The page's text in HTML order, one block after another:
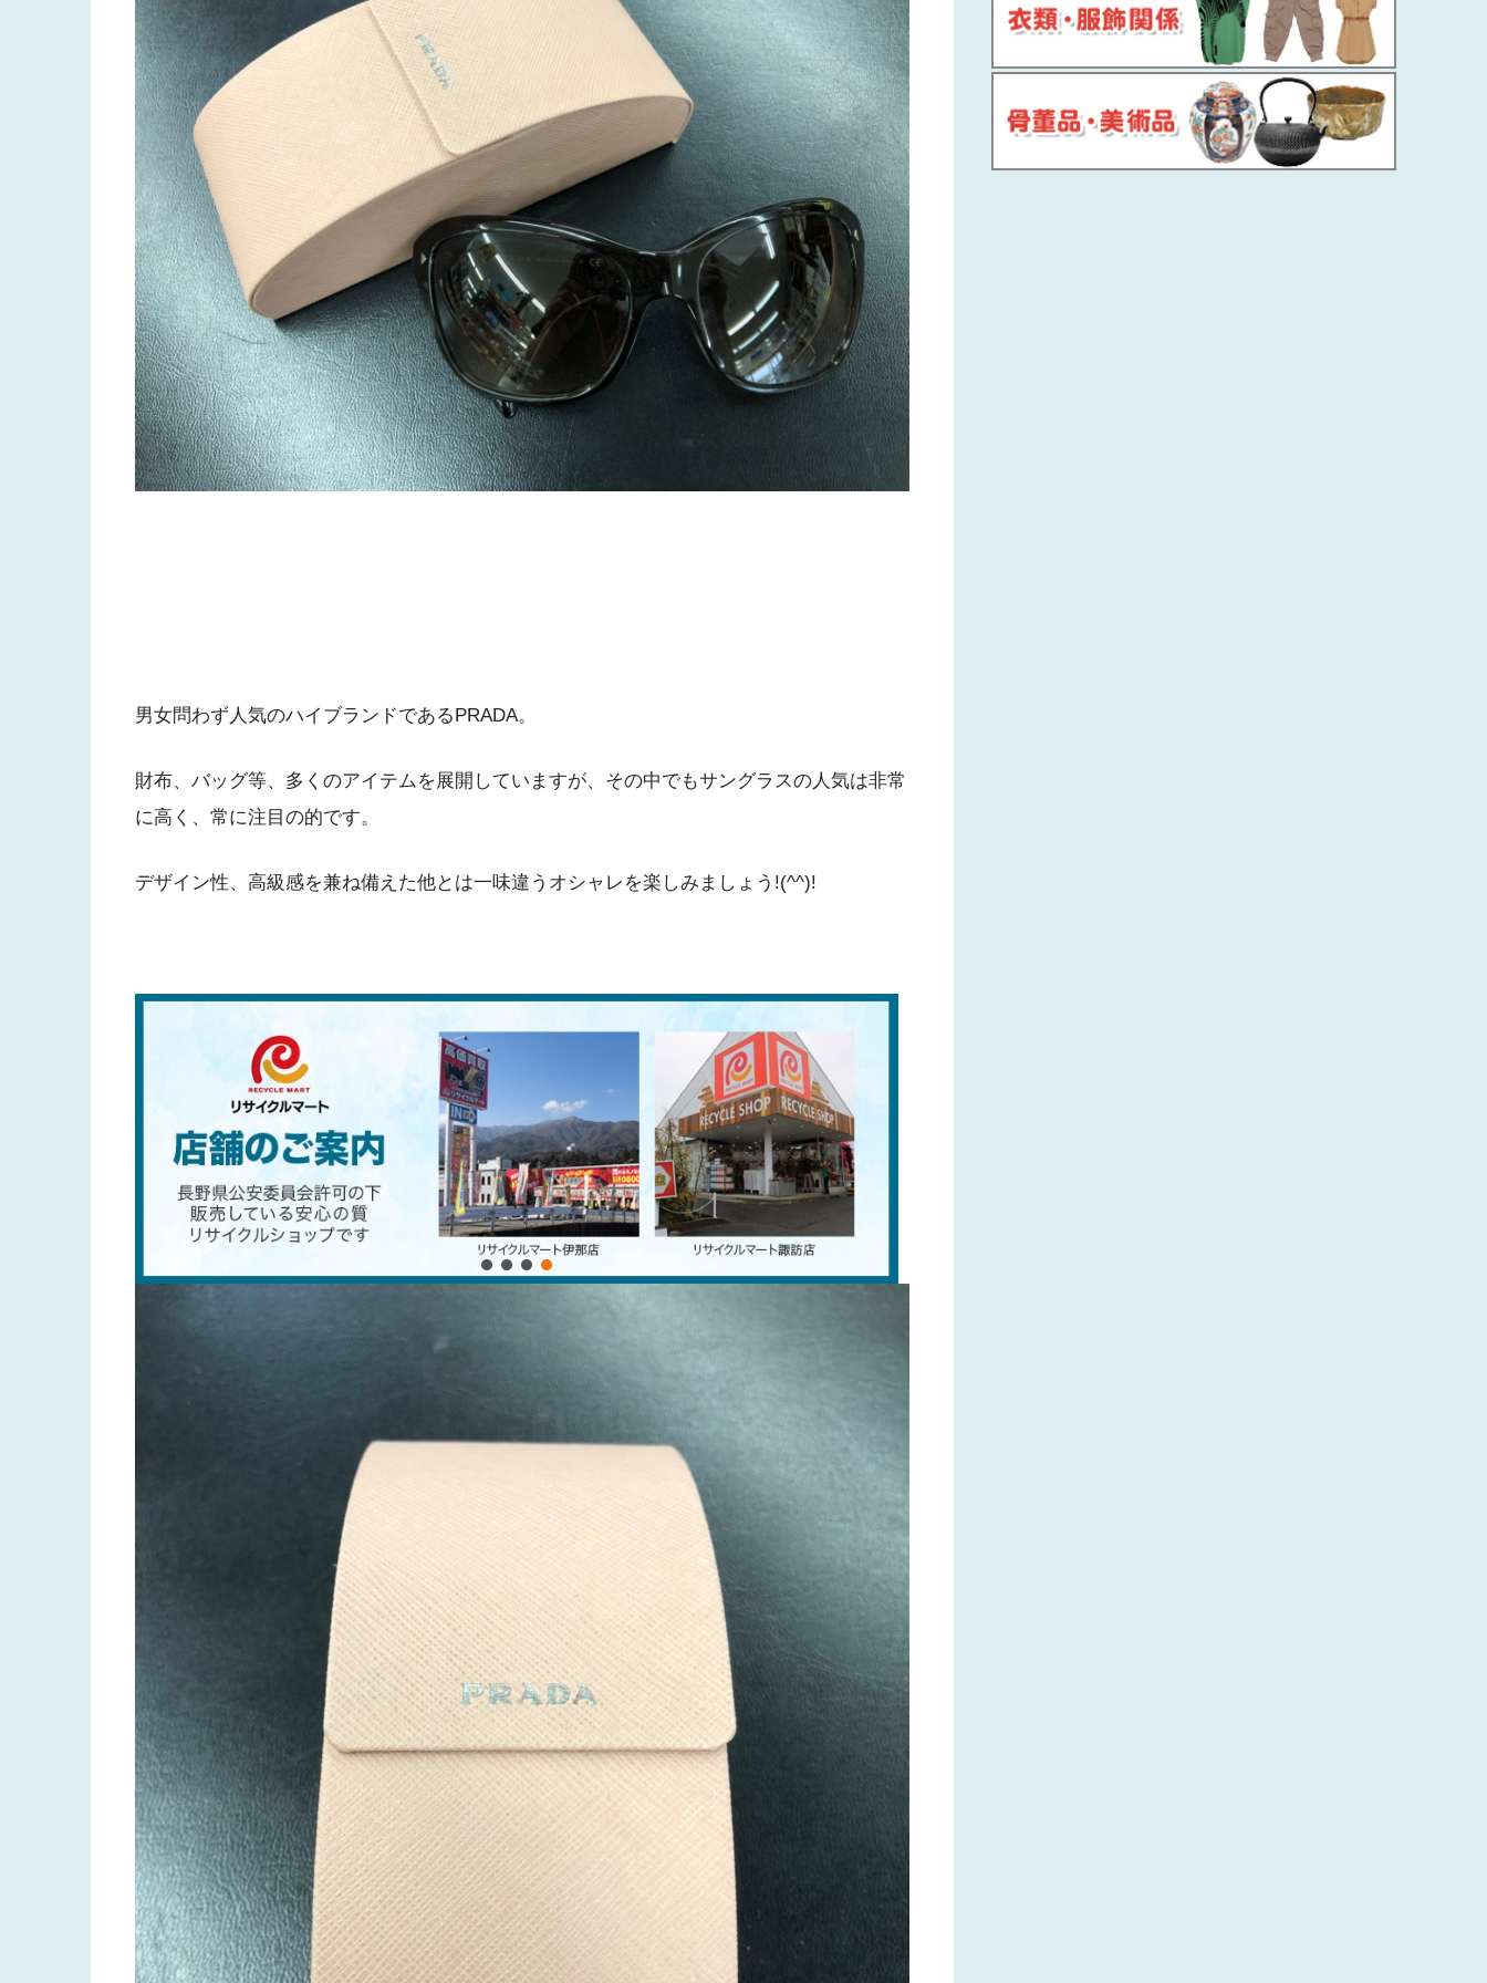
男女問わず人気のハイブランドであるPRADA。
財布、バッグ等、多くのアイテムを展開していますが、その中でもサングラスの人気は非常
に高く、常に注目の的です。
デザイン性、高級感を兼ね備えた他とは一味違うオシャレを楽しみましょう!(^^)!